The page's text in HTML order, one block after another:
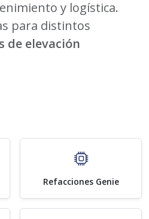
y logística.
para distintos
de elevación
Refacciones Genie